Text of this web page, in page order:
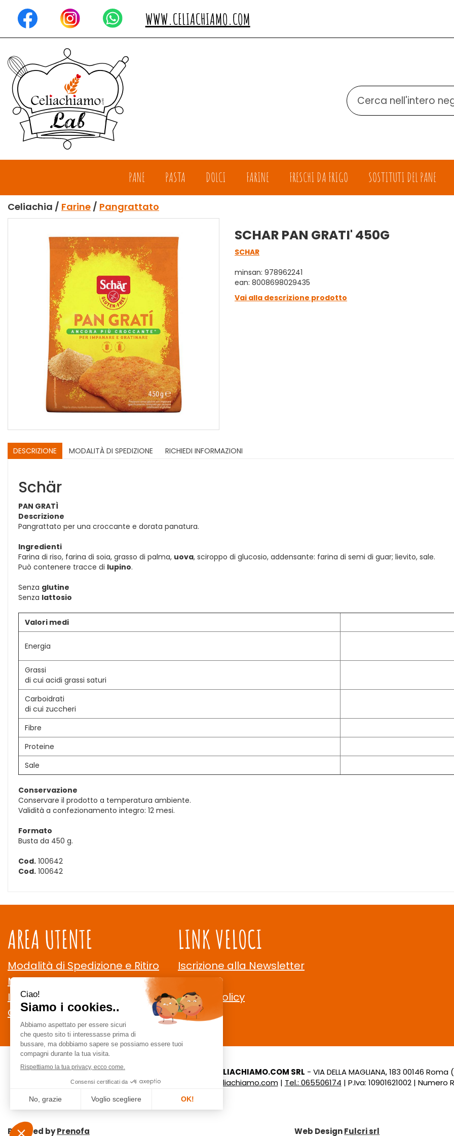
contenuto
principale
WWW.CELIACHIAMO.COM
Cerca
Prodotto
PANE PASTA DOLCI FARINE FRESCHI DA FRIGO SOSTITUTI DEL PANE
Celiachia / Farine / Pangrattato
SCHAR PAN GRATI' 450G
SCHAR
minsan: 978962241
ean: 8008698029435
Vai alla descrizione prodotto
DESCRIZIONE MODALITÀ DI SPEDIZIONE RICHIEDI INFORMAZIONI
Schär
PAN GRATÌ
Descrizione
Pangrattato per una croccante e dorata panatura.
Ingredienti
Farina di riso, farina di soia, grasso di palma, uova, sciroppo di glucosio, addensante: farina di semi di guar; lievito, sale.
Può contenere tracce di lupino.
Senza glutine
Senza lattosio
Valori medi
Energia
Grassi
di cui acidi grassi saturi
Carboidrati
di cui zuccheri
Fibre
Proteine
Sale
Conservazione
Conservare il prodotto a temperatura ambiente.
Validità a confezionamento integro: 12 mesi.
Formato
Busta da 450 g.
Cod. 100642
Cod. 100642
AREA UTENTE
Modalità di Spedizione e Ritiro
Modalità di Pagamento
Informativa Privacy
Condizioni di Vendita
LINK VELOCI
Iscrizione alla Newsletter
Contatti
Cookie Policy
CELIACHIAMO.COM SRL - VIA DELLA MAGLIANA, 183 00146 Roma
staff @ celiachiamo.com| Tel.: 065506174 | P.Iva: 10901621002 | Numero
Powered byPrenofa Web DesignFulcri srl